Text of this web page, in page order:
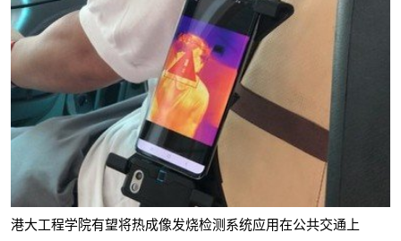
港大工程学院有望将热成像发烧检测系统应用在公共交通上